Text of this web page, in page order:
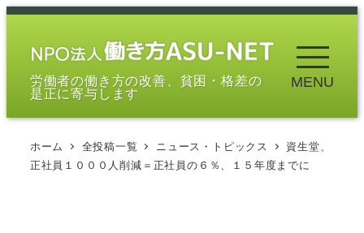
メ
労働者の働き方の改善、貧困・格差の
是正に寄与します
MENU
ホーム 全投稿一覧 ニュース・トピックス
資生堂、
正社員１０００人削減＝正社員の６％、１５年度までに